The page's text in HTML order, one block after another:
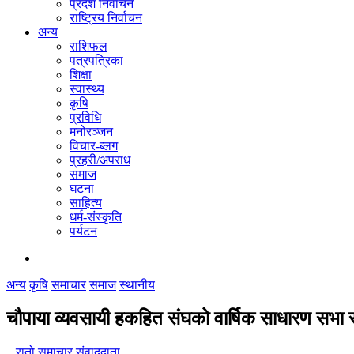
प्रदेश निर्वाचन
राष्ट्रिय निर्वाचन
अन्य
राशिफल
पत्रपत्रिका
शिक्षा
स्वास्थ्य
कृषि
प्रविधि
मनोरञ्जन
विचार-ब्लग
प्रहरी/अपराध
समाज
घटना
साहित्य
धर्म-संस्कृति
पर्यटन
अन्य कृषि समाचार समाज स्थानीय
चौपाया व्यवसायी हकहित संघको वार्षिक साधारण सभा